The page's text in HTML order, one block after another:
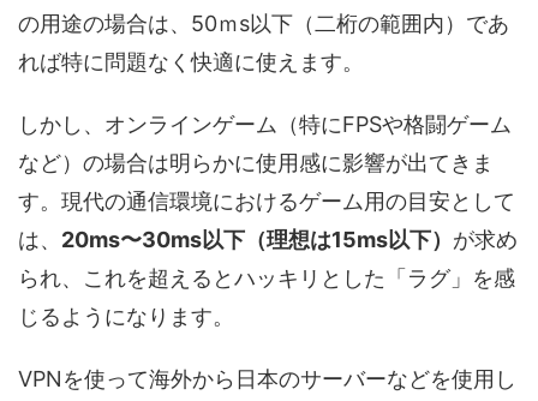
の用途の場合は、50ｍs以下（二桁の範囲内）であ
れば特に問題なく快適に使えます。
しかし、オンラインゲーム（特にFPSや格闘ゲーム
など）の場合は明らかに使用感に影響が出てきま
す。現代の通信環境におけるゲーム用の目安として
は、 20ms〜30ms以下（理想は15ms以下） が求め
られ、これを超えるとハッキリとした「ラグ」を感
じるようになります。
VPNを使って海外から日本のサーバーなどを使用し